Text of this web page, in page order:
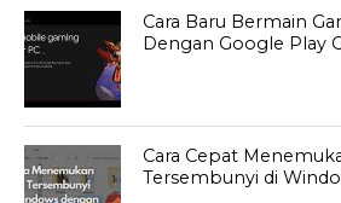
Cara Baru Bermain
Dengan Google Play
Cara Cepat
Tersembunyi di